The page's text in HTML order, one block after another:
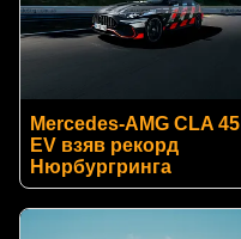
Mercedes-AMG CLA 45
EV взяв рекорд
Нюрбургринга